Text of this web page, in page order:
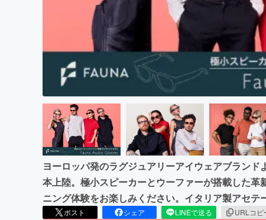
ヨーロッパ発のラグジュアリーアイウェアブラン
本上陸。極小スピーカーとウーファーが搭載した
ニング体験をお楽しみください。イタリア製アセテ
ポスト シェア LINEで送る URLコピ